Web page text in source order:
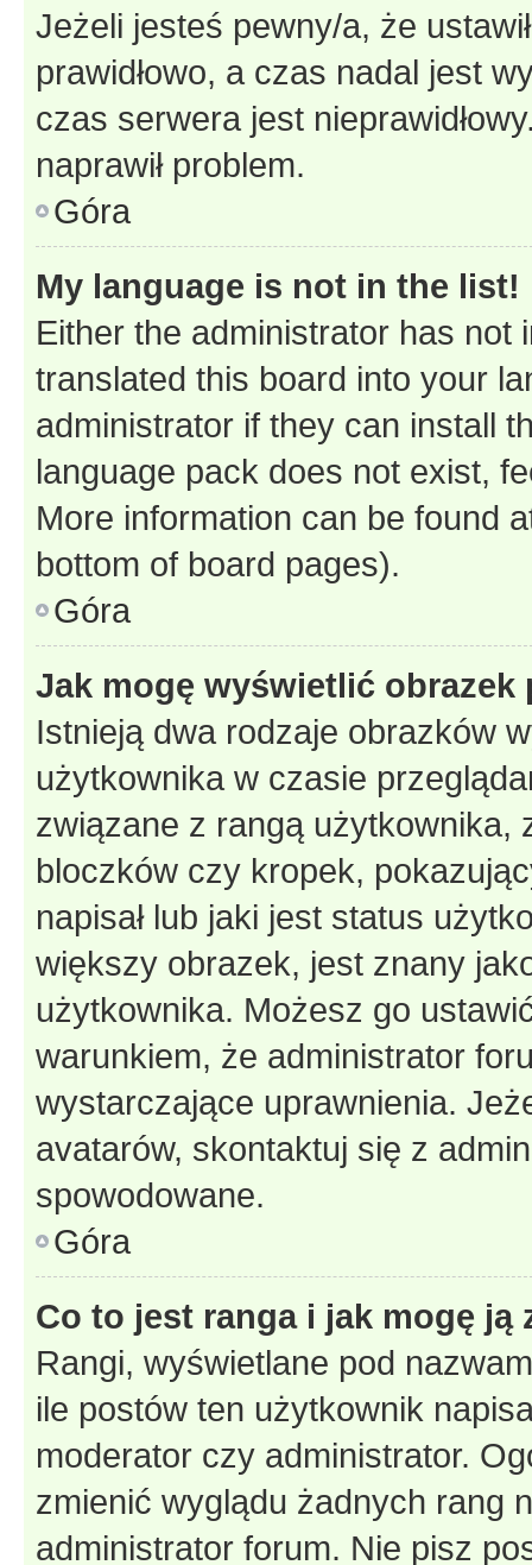
Jeżeli jesteś pewny/a, że
prawidłowo, a czas nadal jest
czas serwera jest
naprawił problem.
Góra
My language is not in the list!
Either the administrator has not
translated this board into your
administrator if they can install
language pack does not exist,
More information can be found
bottom of board pages).
Góra
Jak mogę wyświetlić
Istnieją dwa rodzaje obrazków
użytkownika w czasie
związane z rangą użytkownika,
bloczków czy kropek,
napisał lub jaki jest status
większy obrazek, jest znany
użytkownika. Możesz go
warunkiem, że administrator
wystarczające uprawnienia.
avatarów, skontaktuj się z
spowodowane.
Góra
Co to jest ranga i jak mogę ją
Rangi, wyświetlane pod
ile postów ten użytkownik
moderator czy administrator.
zmienić wyglądu żadnych rang
administrator forum. Nie pisz